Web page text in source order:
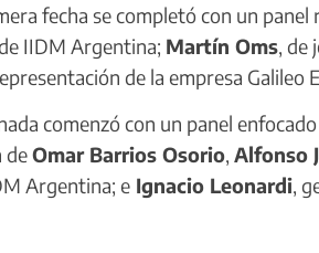
fecha se completó con un
IIDM Argentina; Martín Oms, de
de la empresa Galileo
comenzó con un panel
deOmar Barrios Osorio, Alfonso
Argentina; e Ignacio Leonardi,